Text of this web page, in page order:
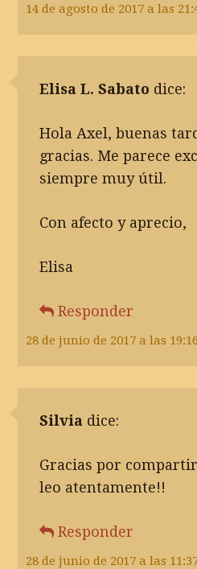
14 de agosto de 2017 a las
Elisa L. Sabato dice:
28 de junio de 2017 a las 19:16
Hola Axel, buenas
gracias. Me parece
siempre muy útil.
Con afecto y aprecio,
Elisa
Responder
Silvia dice:
28 de junio de 2017 a las
Gracias por
leo atentamente!!
Responder